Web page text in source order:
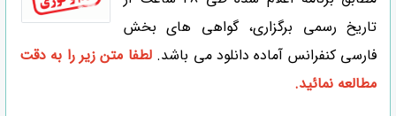
تاریخ رسمی برگزاری، گواهی های بخش
فارسی کنفرانس آماده دانلود می باشد.لطفا متن زیر را به دقت
مطالعه نمائید.